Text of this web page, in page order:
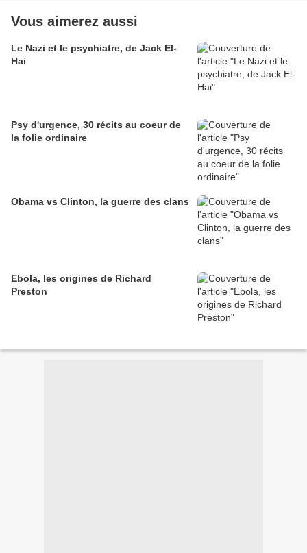
Vous aimerez aussi
Le Nazi et le psychiatre, de Jack El-
Hai
Psy d'urgence, 30 récits au coeur de
la folie ordinaire
Obama vs Clinton, la guerre des clans
Ebola, les origines de Richard
Preston